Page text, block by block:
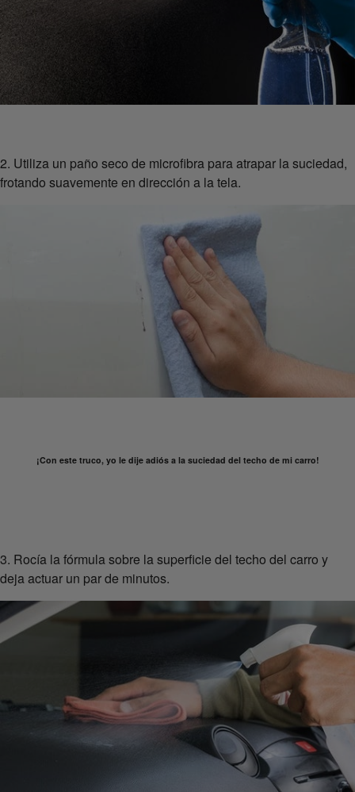
2. Utiliza un paño seco de microfibra para atrapar la suciedad,
frotando suavemente en dirección a la tela.
¡Con este truco, yo le dije adiós a la suciedad del techo de mi carro!
3. Rocía la fórmula sobre la superficie del techo del carro y
deja actuar un par de minutos.